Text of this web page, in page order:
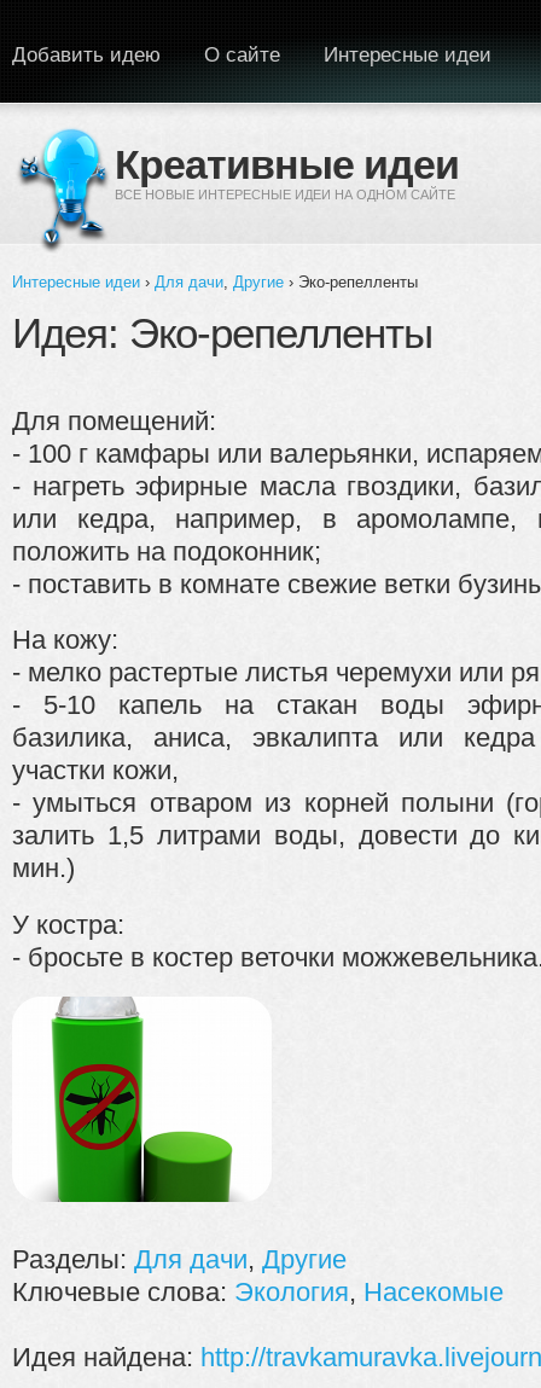
Креативные идеи
ВСЕ НОВЫЕ ИНТЕРЕСНЫЕ ИДЕИ НА ОДНОМ САЙТЕ
Добавить идею О сайте Интересные идеи
Вы здесь
Интересные идеи › Для дачи, Другие › Эко-репелленты
Идея: Эко-репелленты
Для помещений:
- 100 г камфары или валерьянки,
- нагреть эфирные масла гвоздики,
или кедра, например, в аромолампе,
положить на подоконник;
- поставить в комнате свежие ветки
На кожу:
- мелко растертые листья черемухи или
- 5-10 капель на стакан воды
базилика, аниса, эвкалипта или
участки кожи,
- умыться отваром из корней полыни
залить 1,5 литрами воды, довести до
мин.)
У костра:
- бросьте в костер веточки
Разделы: Для дачи, Другие
Ключевые слова: Экология, Насекомые
Идея найдена: http://